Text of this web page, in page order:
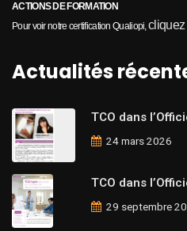
ACTIONS DE FORMATION
Pour voir notre certification Qualiopi,cliquez
Actualités
TCO dans
24 mars 2026
TCO dans
29 septembre